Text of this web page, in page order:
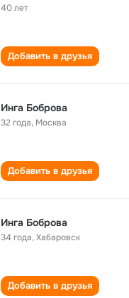
40 лет
Добавить в друзья
Инга Боброва
32 года, Москва
Добавить в друзья
Инга Боброва
34 года,Хабаровск
Добавить в друзья